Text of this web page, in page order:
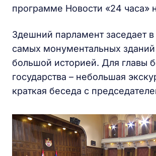
программе Новости «24 часа»
Здешний парламент заседает
самых монументальных
большой историей. Для главы
государства – небольшая
краткая беседа с